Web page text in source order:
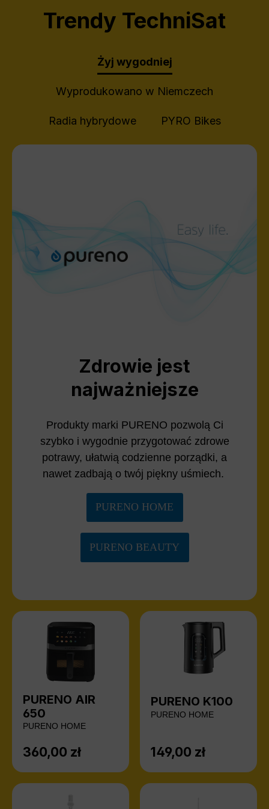
Trendy TechniSat
Żyj wygodniej
Wyprodukowano w Niemczech
Radia hybrydowe PYRO Bikes
Zdrowie jest
najważniejsze
Produkty marki PURENO pozwolą Ci
szybko i wygodnie przygotować zdrowe
potrawy, ułatwią codzienne porządki, a
nawet zadbają o twój piękny uśmiech.
PURENO HOME
PURENO BEAUTY
PURENO AIR
650
PURENO HOME
Cena regularna:
360,00 zł
PURENO K100
PURENO HOME
Cena regularna:
149,00 zł